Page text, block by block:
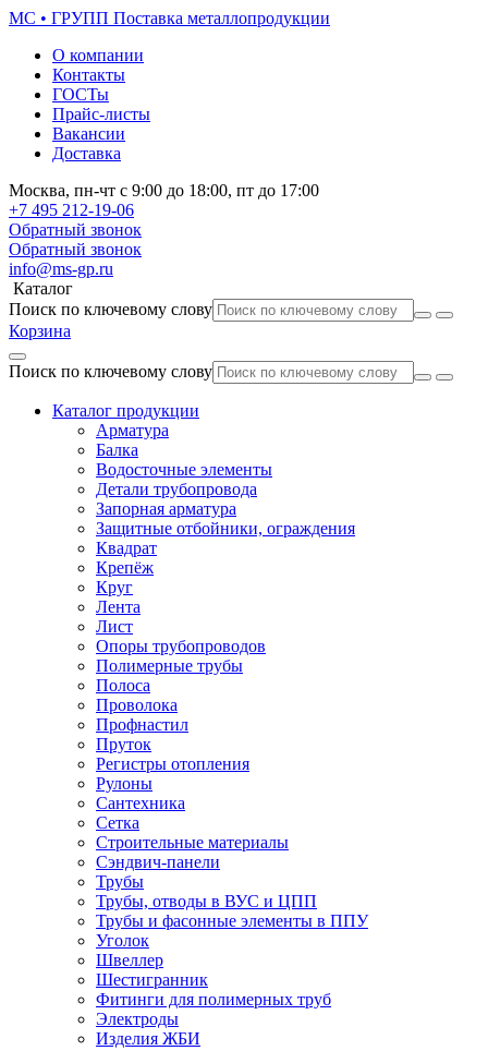
МС • ГРУПП Поставка металлопродукции
О компании
Контакты
ГОСТы
Прайс-листы
Вакансии
Доставка
Москва, пн-чт с 9:00 до 18:00, пт до 17:00
+7 495 212-19-06
Обратный звонок
Обратный звонок
info@ms-gp.ru
Каталог
Поиск по ключевому слову
Корзина
Поиск по ключевому слову
Каталог продукции
Арматура
Балка
Водосточные элементы
Детали трубопровода
Запорная арматура
Защитные отбойники, ограждения
Квадрат
Крепёж
Круг
Лента
Лист
Опоры трубопроводов
Полимерные трубы
Полоса
Проволока
Профнастил
Пруток
Регистры отопления
Рулоны
Сантехника
Сетка
Строительные материалы
Сэндвич-панели
Трубы
Трубы, отводы в ВУС и ЦПП
Трубы и фасонные элементы в ППУ
Уголок
Швеллер
Шестигранник
Фитинги для полимерных труб
Электроды
Изделия ЖБИ